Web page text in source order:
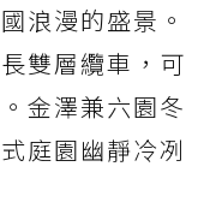
浪漫的盛景。
雙層纜車，可
金澤兼六園冬
庭園幽靜冷冽